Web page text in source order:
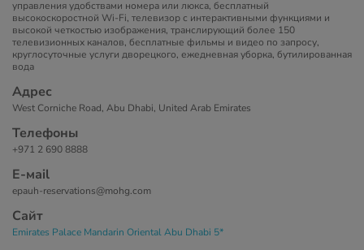
управления удобствами номера или люкса, бесплатный
высокоскоростной Wi-Fi, телевизор с интерактивными функциями и
высокой четкостью изображения, транслирующий более 150
телевизионных каналов, бесплатные фильмы и видео по запросу,
круглосуточные услуги дворецкого, ежедневная уборка, бутилированная
вода
Адрес
West Corniche Road, Abu Dhabi, United Arab Emirates
Телефоны
+971 2 690 8888
Е-маil
epauh-reservations@mohg.com
Сайт
Emirates Palace Mandarin Oriental Abu Dhabi 5*